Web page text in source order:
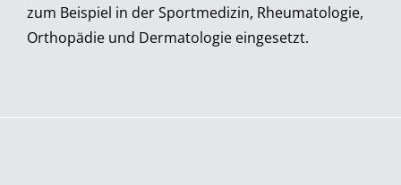
zum Beispiel in der Sportmedizin, Rheumatologie,
Orthopädie und Dermatologie eingesetzt.